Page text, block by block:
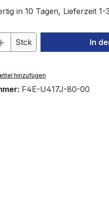
in 10 Tagen, Lieferzeit 1-
Anzahl: Gib den
Stck In
hinzufügen
F4E-U417J-80-00